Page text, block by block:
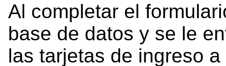
Al completar el
base de datos y se le
las tarjetas de ingreso a